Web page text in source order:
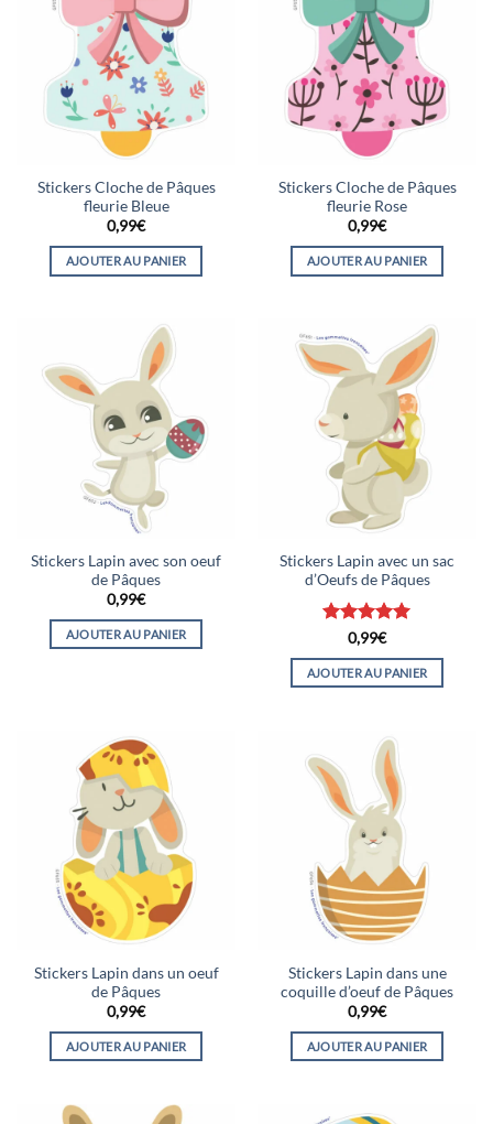
Stickers Cloche de Pâques
fleurie Bleue
0,99€
AJOUTER AU PANIER
Stickers Cloche de Pâques
fleurie Rose
0,99€
AJOUTER AU PANIER
Stickers Lapin avec son oeuf
de Pâques
0,99€
AJOUTER AU PANIER
Stickers Lapin avec un sac
d’Oeufs de Pâques
Note5sur
5
0,99€
AJOUTER AU PANIER
Stickers Lapin dans un oeuf
de Pâques
0,99€
AJOUTER AU PANIER
Stickers Lapin dans une
coquille d’oeuf de Pâques
0,99€
AJOUTER AU PANIER